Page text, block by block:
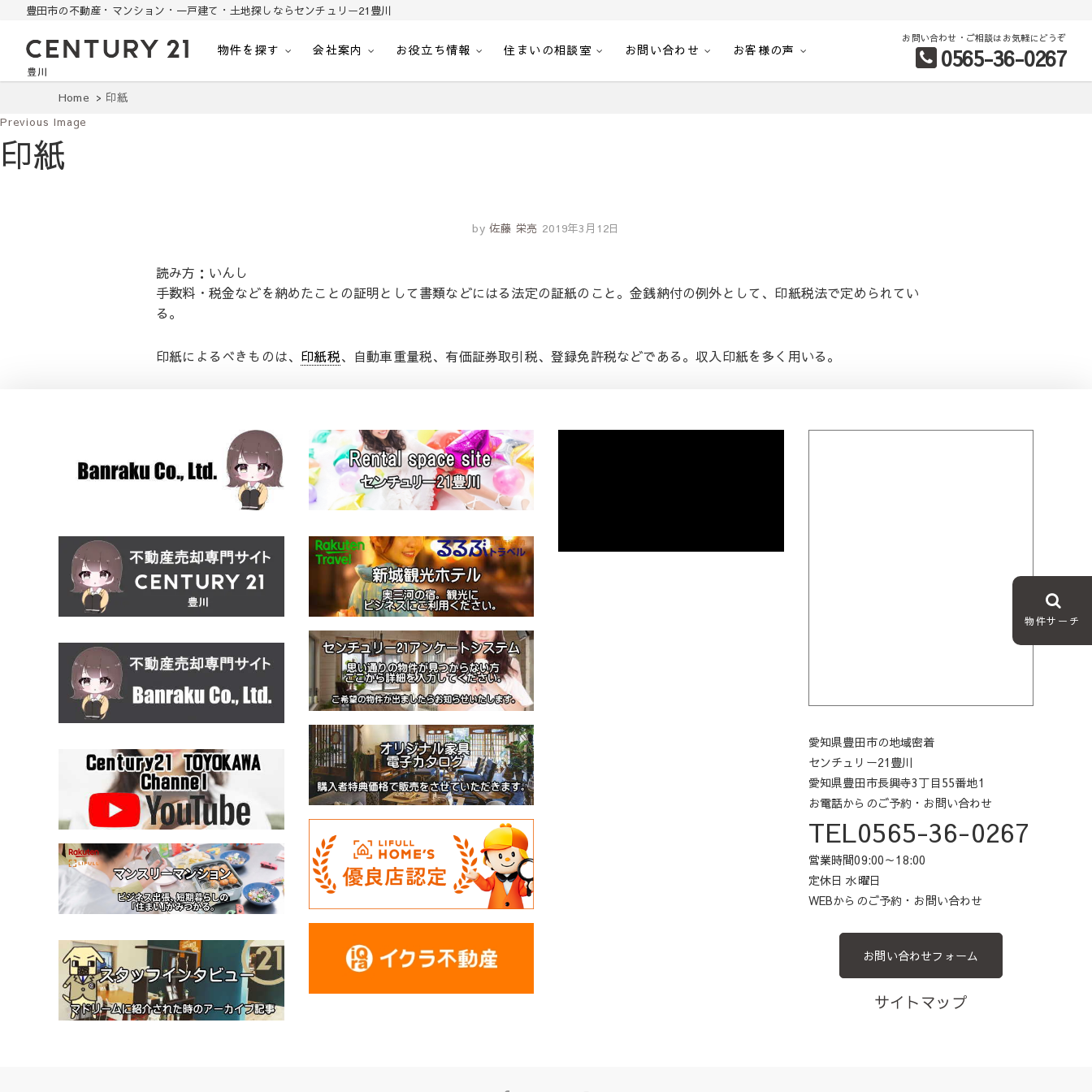
豊田市の不動産・マンション・一戸建て・土地探しならセンチュリー21豊川
豊田市の中古住宅・土地・リノベ物件探し｜センチュリー21豊川
物件を探す 会社案内 お役立ち情報 住まいの相談室 お問い合わせ お客様の声
お問い合わせ・ご相談はお気軽にどうぞ
0565-36-0267
Home 印紙
Previous Image
印紙
by 佐藤 栄亮 2019年3月12日
読み方：いんし
手数料・税金などを納めたことの証明として書類などにはる法定の証紙のこと。金銭納付の例外として、印紙税法で定められてい
る。
印紙によるべきものは、 印紙税、自動車重量税、有価証券取引税、登録免許税などである。収入印紙を多く用いる。
物件サーチ
愛知県豊田市の地域密着
センチュリー21豊川
愛知県豊田市長興寺3丁目55番地1
お電話からのご予約・お問い合わせ
TEL0565-36-0267
営業時間09:00～18:00
定休日 水曜日
WEBからのご予約・お問い合わせ
お問い合わせフォーム
サイトマップ